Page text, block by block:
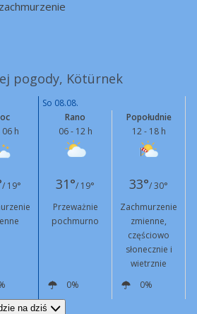
pogody, Kötürnek
So 08.08.
h
Rano
06 - 12 h
Popołudnie
12 - 18 h
/ 19° 31°/ 19° 33°/ 30°
Przeważnie
pochmurno
Zachmurzenie
zmienne,
częściowo
słonecznie i
wietrznie
0%
0%
hna dziś